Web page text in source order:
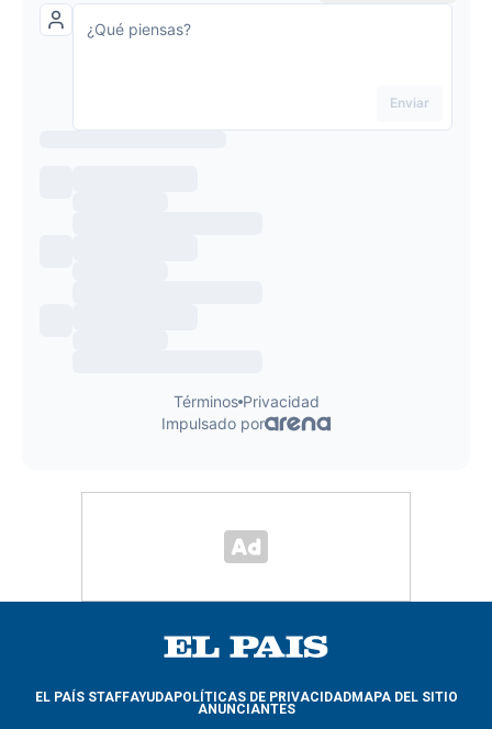
EL PAÍS STAFFAYUDAPOLÍTICAS DE PRIVACIDADMAPA DEL SITIO
ANUNCIANTES